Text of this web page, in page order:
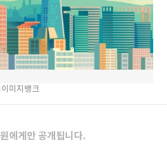
미지뱅크
에게만 공개됩니다.